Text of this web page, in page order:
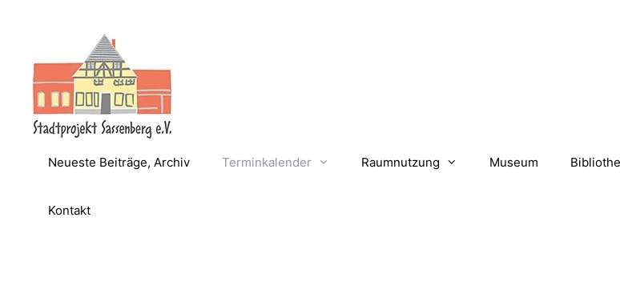
Neueste Beiträge, Archiv Terminkalender Raumnutzung Museum
Kontakt